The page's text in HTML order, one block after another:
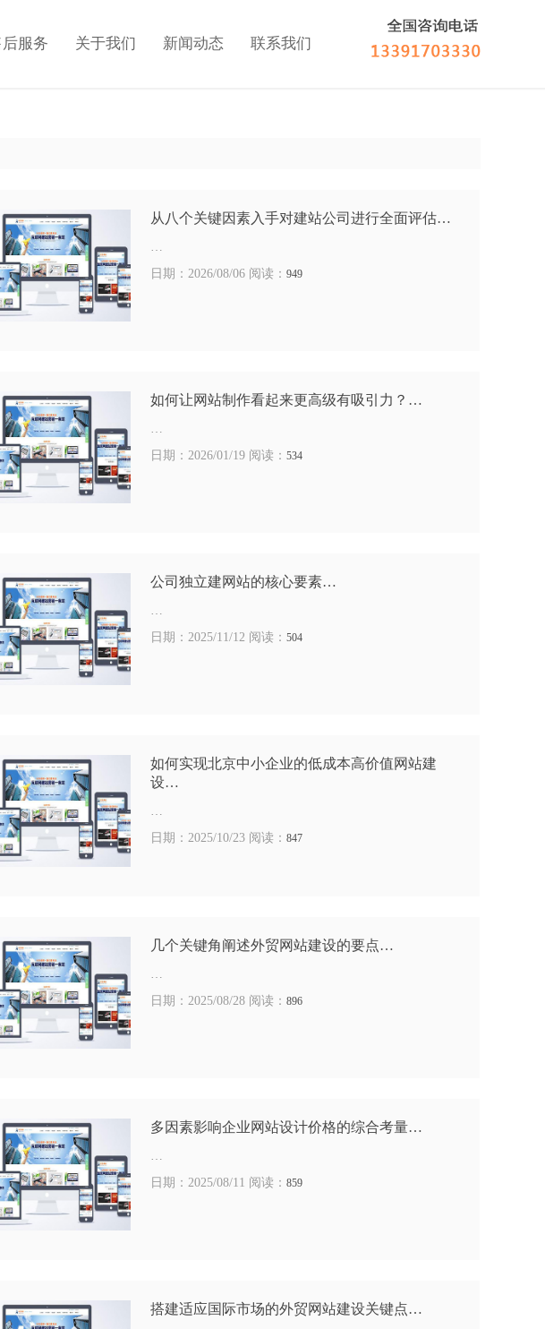
服务 关于我们 新闻动态 联系我们
从八个关键因素入手对建站公司进行全面评估…
…
日期：2026/08/06 阅读： 949
如何让网站制作看起来更高级有吸引力？…
…
日期：2026/01/19 阅读： 534
公司独立建网站的核心要素…
…
日期：2025/11/12 阅读： 504
如何实现北京中小企业的低成本高价值网站建
设…
…
日期：2025/10/23 阅读： 847
几个关键角阐述外贸网站建设的要点…
…
日期：2025/08/28 阅读： 896
多因素影响企业网站设计价格的综合考量​…
…
日期：2025/08/11 阅读： 859
搭建适应国际市场的外贸网站建设关键点…